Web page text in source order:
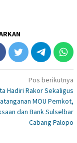
Pos berikutnya
Hadiri Rakor Sekaligus
MOU Pemkot,
dan Bank Sulselbar
Cabang Palopo